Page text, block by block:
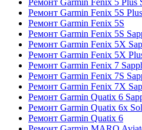
Ремонт Garmin Fenix 5 Plus
Ремонт Garmin Fenix 5S Plus
Ремонт Garmin Fenix 5S
Ремонт Garmin Fenix 5S
Ремонт Garmin Fenix 5X
Ремонт Garmin Fenix 5X
Ремонт Garmin Fenix 7
Ремонт Garmin Fenix 7S
Ремонт Garmin Fenix 7X
Ремонт Garmin Quatix 6
Ремонт Garmin Quatix 6x
Ремонт Garmin Quatix 6